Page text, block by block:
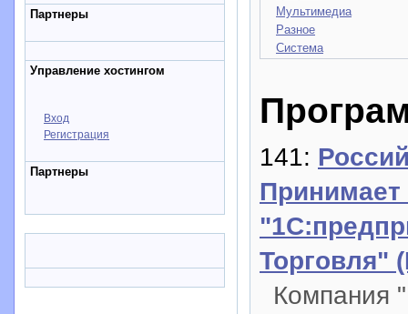
Партнеры
Управление хостингом
Вход
Регистрация
Партнеры
Мультимедиа
Разное
Система
141:
Торговля"
Компания